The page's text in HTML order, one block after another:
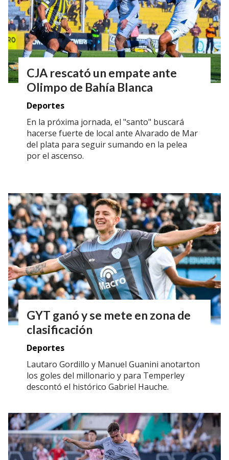
CJA rescató un empate ante
Olimpo de Bahía Blanca
Deportes
En la próxima jornada, el "santo" buscará
hacerse fuerte de local ante Alvarado de Mar
del plata para seguir sumando en la pelea
por el ascenso.
GYT ganó y se mete en zona de
clasificación
Deportes
Lautaro Gordillo y Manuel Guanini anotarton
los goles del millonario y para Temperley
descontó el histórico Gabriel Hauche.